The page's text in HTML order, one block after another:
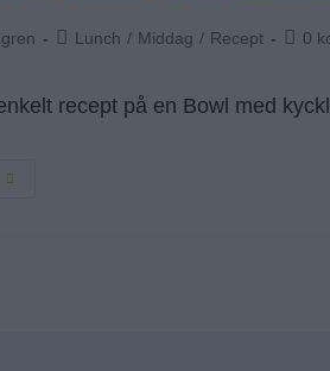
Lunch / Middag / Recept 0
recept på en Bowl med